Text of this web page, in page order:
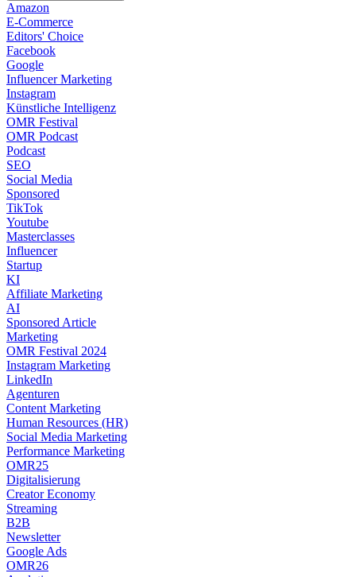
Amazon
E-Commerce
Editors' Choice
Facebook
Google
Influencer Marketing
Instagram
Künstliche Intelligenz
OMR Festival
OMR Podcast
Podcast
SEO
Social Media
Sponsored
TikTok
Youtube
Masterclasses
Influencer
Startup
KI
Affiliate Marketing
AI
Sponsored Article
Marketing
OMR Festival 2024
Instagram Marketing
LinkedIn
Agenturen
Content Marketing
Human Resources (HR)
Social Media Marketing
Performance Marketing
OMR25
Digitalisierung
Creator Economy
Streaming
B2B
Newsletter
Google Ads
OMR26